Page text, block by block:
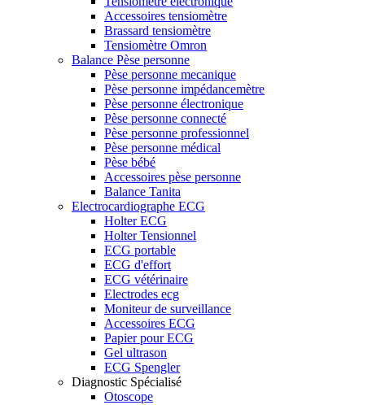
Accessoires tensiomètre
Brassard tensiomètre
Tensiomètre Omron
Balance Pèse personne
Pèse personne mecanique
Pèse personne impédancemètre
Pèse personne électronique
Pèse personne connecté
Pèse personne professionnel
Pèse personne médical
Pèse bébé
Accessoires pèse personne
Balance Tanita
Electrocardiographe ECG
Holter ECG
Holter Tensionnel
ECG portable
ECG d'effort
ECG vétérinaire
Electrodes ecg
Moniteur de surveillance
Accessoires ECG
Papier pour ECG
Gel ultrason
ECG Spengler
Diagnostic Spécialisé
Otoscope